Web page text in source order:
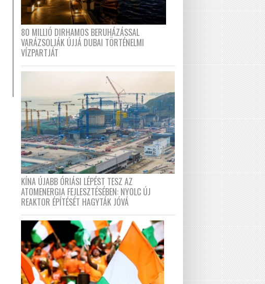
80 MILLIÓ DIRHAMOS BERUHÁZÁSSAL
VARÁZSOLJÁK ÚJJÁ DUBAI TÖRTÉNELMI
VÍZPARTJÁT
KÍNA ÚJABB ÓRIÁSI LÉPÉST TESZ AZ
ATOMENERGIA FEJLESZTÉSÉBEN: NYOLC ÚJ
REAKTOR ÉPÍTÉSÉT HAGYTÁK JÓVÁ